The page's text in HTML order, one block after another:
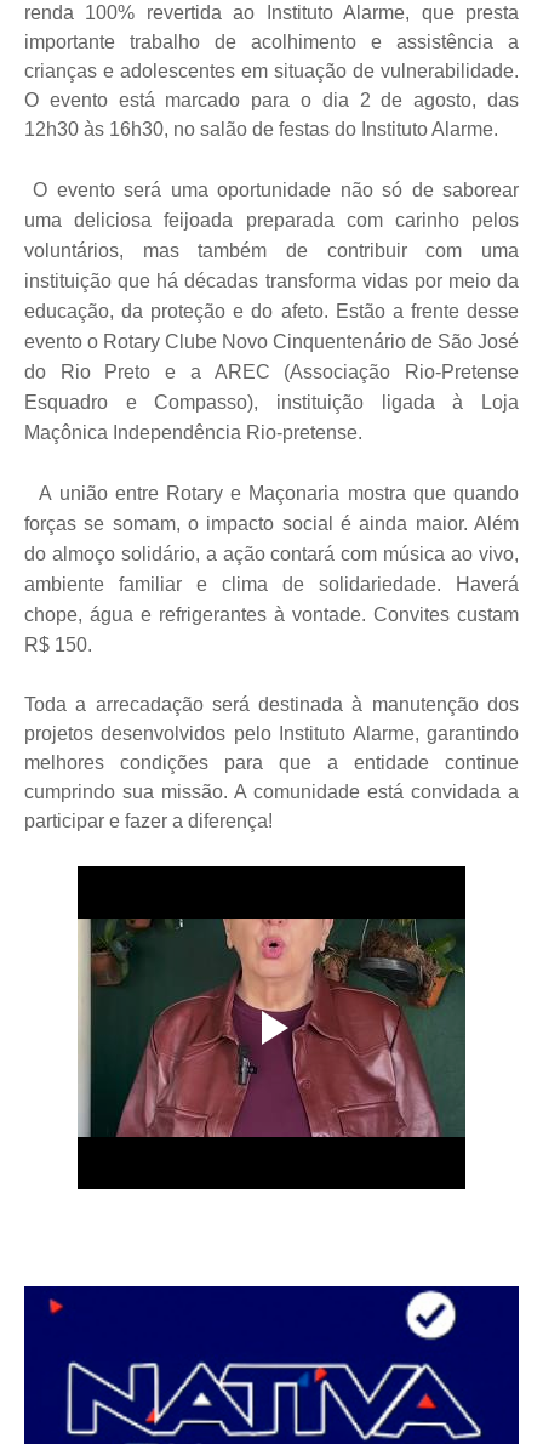
renda 100% revertida ao Instituto Alarme, que presta
importante trabalho de acolhimento e assistência a
crianças e adolescentes em situação de vulnerabilidade.
O evento está marcado para o dia 2 de agosto, das
12h30 às 16h30, no salão de festas do Instituto Alarme.
O evento será uma oportunidade não só de saborear
uma deliciosa feijoada preparada com carinho pelos
voluntários, mas também de contribuir com uma
instituição que há décadas transforma vidas por meio da
educação, da proteção e do afeto. Estão a frente desse
evento o Rotary Clube Novo Cinquentenário de São José
do Rio Preto e a AREC (Associação Rio-Pretense
Esquadro e Compasso), instituição ligada à Loja
Maçônica Independência Rio-pretense.
A união entre Rotary e Maçonaria mostra que quando
forças se somam, o impacto social é ainda maior. Além
do almoço solidário, a ação contará com música ao vivo,
ambiente familiar e clima de solidariedade. Haverá
chope, água e refrigerantes à vontade. Convites custam
R$ 150.
Toda a arrecadação será destinada à manutenção dos
projetos desenvolvidos pelo Instituto Alarme, garantindo
melhores condições para que a entidade continue
cumprindo sua missão. A comunidade está convidada a
participar e fazer a diferença!